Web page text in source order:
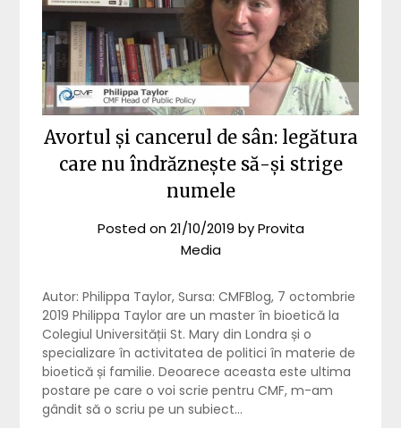
Avortul și cancerul de sân: legătura
care nu îndrăznește să-și strige
numele
Posted on21/10/2019 byProvita
Media
Autor: Philippa Taylor, Sursa: CMFBlog, 7 octombrie
2019 Philippa Taylor are un master în bioetică la
Colegiul Universității St. Mary din Londra și o
specializare în activitatea de politici în materie de
bioetică și familie. Deoarece aceasta este ultima
postare pe care o voi scrie pentru CMF, m-am
gândit să o scriu pe un subiect…